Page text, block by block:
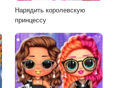
Нарядить королевскую
принцессу